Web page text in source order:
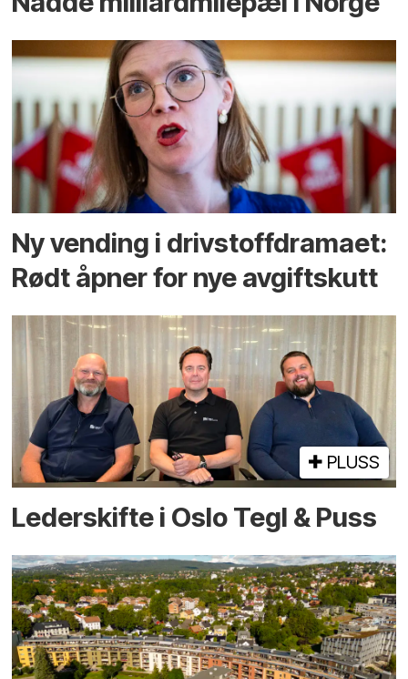
Ny vending i drivstoffdramaet:
Rødt åpner for nye avgiftskutt
PLUSS
Lederskifte i Oslo Tegl & Puss